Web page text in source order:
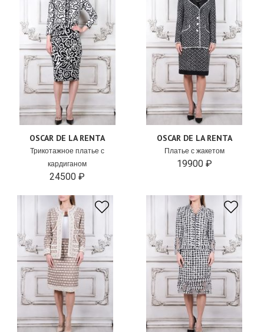
OSCAR DE LA RENTA
Трикотажное платье с
кардиганом
24500 ₽
OSCAR DE LA RENTA
Платье с жакетом
19900 ₽